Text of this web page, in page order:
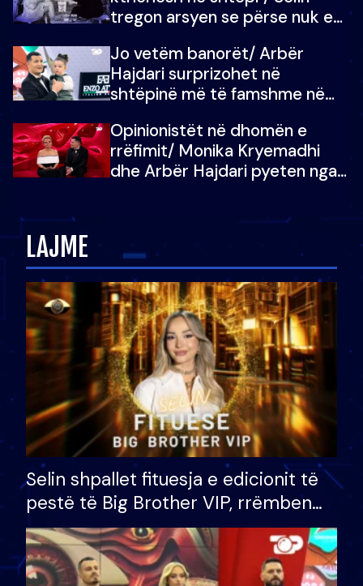
tregon arsyen se përse nuk e
çoja luftën time deri në fund
Jo vetëm banorët/ Arbër
Hajdari surprizohet në
shtëpinë më të famshme në
vajzën e tij
Opinionistët në dhomën e
rrëfimit/ Monika Kryemadhi
dhe Arbër Hajdari pyeten nga
LAJME
Selin shpallet fituesja e edicionit të
pestë të Big Brother VIP, rrëmben
çmimin e madh prej 100 mijë eurosh